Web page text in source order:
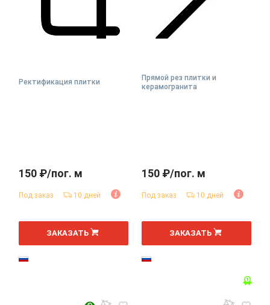
Ректификация плитки
150 ₽/пог. м
Под заказ 10 дней
ЗАКАЗАТЬ
Прямой рез плитки и
керамогранита
150 ₽/пог. м
Под заказ 10 дней
ЗАКАЗАТЬ